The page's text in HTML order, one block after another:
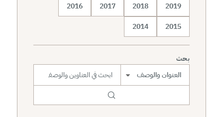
2019
2018
2017
2016
2015
2014
بحث